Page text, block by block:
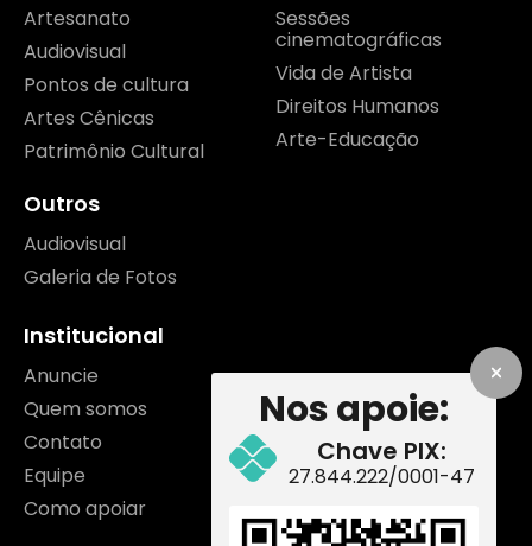
Nos apoie:
Chave PIX:
27.844.222/0001-47
Artesanato
Audiovisual
Pontos de cultura
Artes Cênicas
Patrimônio Cultural
Sessões
cinematográficas
Vida de Artista
Direitos Humanos
Arte-Educação
Outros
Audiovisual
Galeria de Fotos
Institucional
Anuncie
Quem somos
Contato
Equipe
Como apoiar